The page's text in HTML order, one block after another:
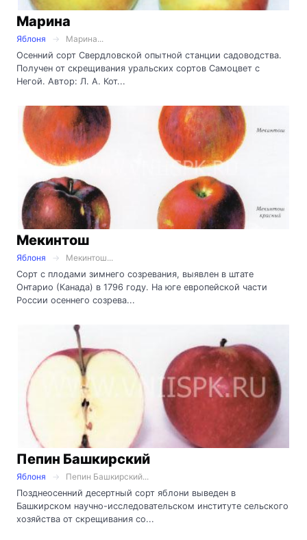
Марина
Яблоня
Марина...
Осенний сорт Свердловской опытной станции садоводства.
Получен от скрещивания уральских сортов Самоцвет с
Негой. Автор: Л. А. Кот...
Мекинтош
Яблоня
Мекинтош...
Сорт с плодами зимнего созревания, выявлен в штате
Онтарио (Канада) в 1796 году. На юге европейской части
России осеннего созрева...
Пепин Башкирский
Яблоня
Пепин Башкирский...
Позднеосенний десертный сорт яблони выведен в
Башкирском научно-исследовательском институте сельского
хозяйства от скрещивания со...